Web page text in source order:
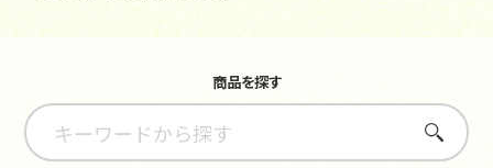
商品を探す
さがす